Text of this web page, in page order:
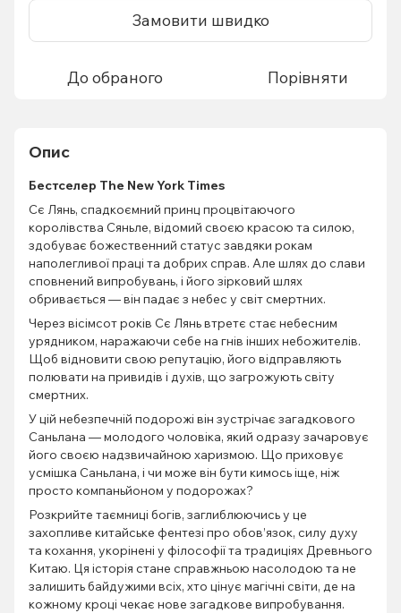
Замовити швидко
До обраного Порівняти
Опис
Бестселер The New York Times
Сє Лянь, спадкоємний принц процвітаючого
королівства Сяньле, відомий своєю красою та силою,
здобуває божественний статус завдяки рокам
наполегливої праці та добрих справ. Але шлях до слави
сповнений випробувань, і його зірковий шлях
обривається — він падає з небес у світ смертних.
Через вісімсот років Сє Лянь втретє стає небесним
урядником, наражаючи себе на гнів інших небожителів.
Щоб відновити свою репутацію, його відправляють
полювати на привидів і духів, що загрожують світу
смертних.
У цій небезпечній подорожі він зустрічає загадкового
Саньлана — молодого чоловіка, який одразу зачаровує
його своєю надзвичайною харизмою. Що приховує
усмішка Саньлана, і чи може він бути кимось іще, ніж
просто компаньйоном у подорожах?
Розкрийте таємниці богів, заглиблюючись у це
захопливе китайське фентезі про обов’язок, силу духу
та кохання, укорінені у філософії та традиціях Древнього
Китаю. Ця історія стане справжньою насолодою та не
залишить байдужими всіх, хто цінує магічні світи, де на
кожному кроці чекає нове загадкове випробування.